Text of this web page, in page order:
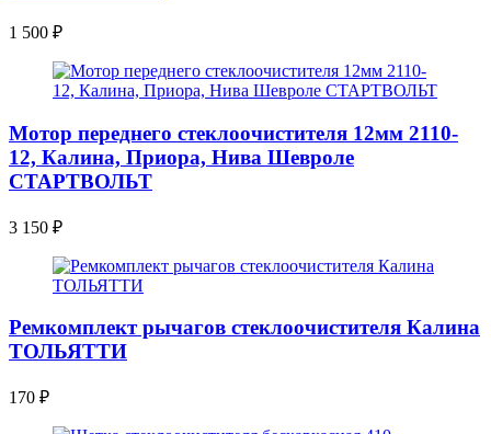
1 500 ₽
Мотор переднего стеклоочистителя 12мм 2110-
12, Калина, Приора, Нива Шевроле
СТАРТВОЛЬТ
3 150 ₽
Ремкомплект рычагов стеклоочистителя Калина
ТОЛЬЯТТИ
170 ₽